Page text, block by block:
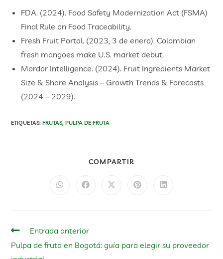
FDA. (2024). Food Safety Modernization Act (FSMA)
Final Rule on Food Traceability.
Fresh Fruit Portal. (2023, 3 de enero). Colombian
fresh mangoes make U.S. market debut.
Mordor Intelligence. (2024). Fruit Ingredients Market
Size & Share Analysis – Growth Trends & Forecasts
(2024 – 2029).
ETIQUETAS:FRUTAS, PULPA DE FRUTA
COMPARTIR
Entrada anterior
Pulpa de fruta en Bogotá: guía para elegir su proveedor